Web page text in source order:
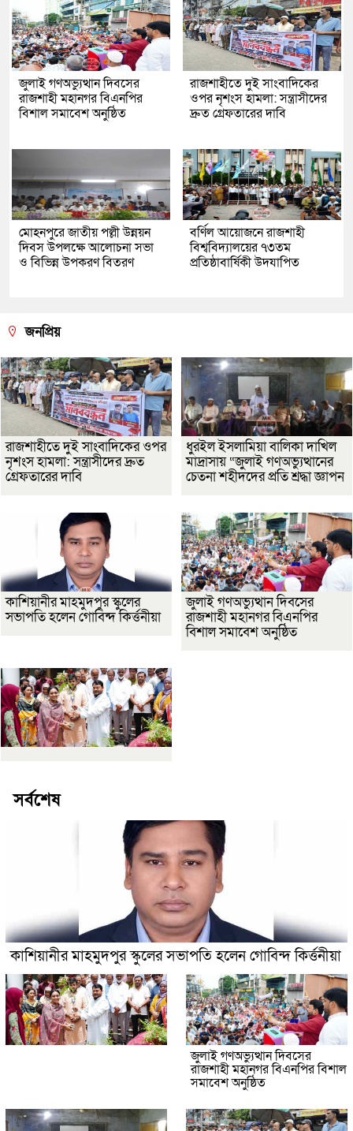
জুলাই গণঅভ্যুত্থান দিবসের
রাজশাহী মহানগর বিএনপির
বিশাল সমাবেশ অনুষ্ঠিত
রাজশাহীতে দুই সাংবাদিকের
ওপর নৃশংস হামলা: সন্ত্রাসীদের
দ্রুত গ্রেফতারের দাবি
মোহনপুরে জাতীয় পল্লী উন্নয়ন
দিবস উপলক্ষে আলোচনা সভা
ও বিভিন্ন উপকরণ বিতরণ
বর্ণিল আয়োজনে রাজশাহী
বিশ্ববিদ্যালয়ের ৭৩তম
প্রতিষ্ঠাবার্ষিকী উদযাপিত
জনপ্রিয়
রাজশাহীতে দুই সাংবাদিকের ওপর
নৃশংস হামলা: সন্ত্রাসীদের দ্রুত
গ্রেফতারের দাবি
ধুরইল ইসলামিয়া বালিকা দাখিল
মাদ্রাসায় “জুলাই গণঅভ্যুত্থানের
চেতনা শহীদদের প্রতি শ্রদ্ধা জ্ঞাপন
কাশিয়ানীর মাহমুদপুর স্কুলের
সভাপতি হলেন গোবিন্দ কির্ত্তনীয়া
জুলাই গণঅভ্যুত্থান দিবসের
রাজশাহী মহানগর বিএনপির
বিশাল সমাবেশ অনুষ্ঠিত
সর্বশেষ
কাশিয়ানীর মাহমুদপুর স্কুলের সভাপতি হলেন গোবিন্দ কির্ত্তনীয়া
জুলাই গণঅভ্যুত্থান দিবসের
রাজশাহী মহানগর বিএনপির বিশাল
সমাবেশ অনুষ্ঠিত